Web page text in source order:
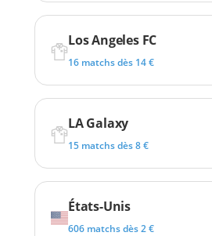
Los Angeles FC
16 matchs dès 14 €
LA Galaxy
15 matchs dès 8 €
États-Unis
606 matchs dès 2 €